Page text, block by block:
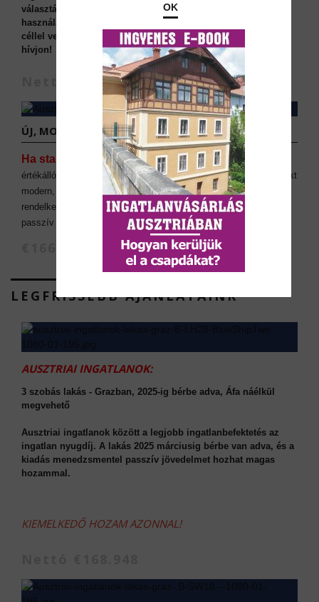
OK
választás lehet mind befektetési célokra, mind pedig saját
használatra. Az építkezés 2025-ben készül el. Ha bérbeadási
céllel veszik meg, akkor nettó áron megvehető. Részletekért
hívjon!
Nettó €396.420
ÚJ, MOST ÉPÜLŐ GRAZI LAKÁSOK: 8020 GRAZ
Ha stabil bérleti piacot,
kiváló infrastruktúrát és
értékállóságot keres, Graz ideális választás lehet. Az épülő projekt
modern, energiahatékony, és kiváló közlekedési kapcsolatokkal
rendelkezik. A lakások kiadása könnyen kiszervezhető, így
passzív jövedelemszerzési lehetőséget is kínál.
€166.762 (nettó ár)
LEGFRISSEBB AJÁNLATAINK
AUSZTRIAI INGATLANOK:
3 szobás lakás - Grazban, 2025-ig bérbe adva, Áfa náélkül
megvehető
Ausztriai ingatlanok között a legjobb ingatlanbefektetés az
ingatlan nyugdíj. A lakás 2025 márciusig bérbe van adva, és a
kiadás menedzsmentel passzív jövedelmet hozhat magas
hozammal.
KIEMELKEDŐ HOZAM AZONNAL!